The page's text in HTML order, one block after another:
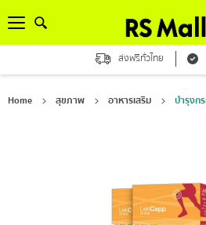
ส่งฟรีทั่วไทย
Home สุขภาพ อาหารเสริม บำรุงก